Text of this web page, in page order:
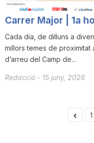
Carrer Major | 1a
Cada dia, de dilluns a
millors temes de
d’arreu del Camp de...
Redacció - 15 juny, 2026
1